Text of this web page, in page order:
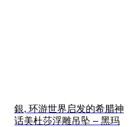
銀, 环游世界启发的希腊神
话美杜莎浮雕吊坠 – 黑玛